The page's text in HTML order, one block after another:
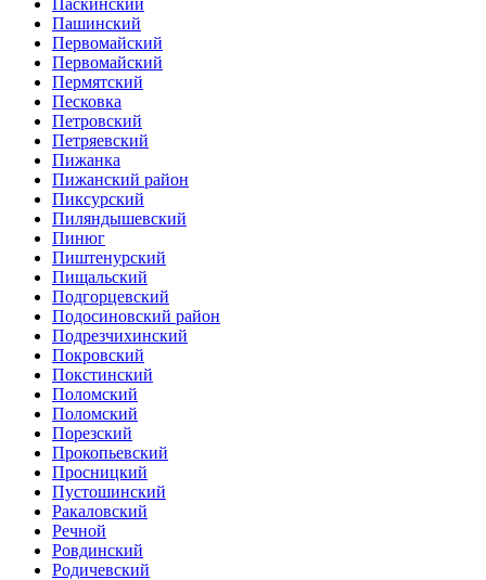
Пашинский
Первомайский
Первомайский
Пермятский
Песковка
Петровский
Петряевский
Пижанка
Пижанский район
Пиксурский
Пиляндышевский
Пинюг
Пиштенурский
Пищальский
Подгорцевский
Подосиновский район
Подрезчихинский
Покровский
Покстинский
Поломский
Поломский
Порезский
Прокопьевский
Просницкий
Пустошинский
Ракаловский
Речной
Ровдинский
Родичевский